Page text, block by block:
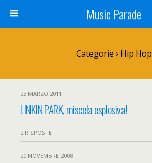
Music Parade
Categorie › Hip Hop
23 MARZO 2011
LINKIN PARK, miscela esplosiva!
2 RISPOSTE
20 NOVEMBRE 2008